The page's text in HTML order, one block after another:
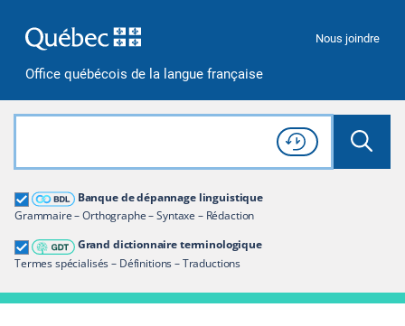
Office québécois de la langue française
Nous joindre
Rechercher dans tout le site
Lancer
Consulter l'
Historique
de recherche
Banque de dépannage linguistique
Grammaire – Orthographe – Syntaxe – Rédaction
Grand dictionnaire terminologique
Termes spécialisés – Définitions – Traductions
Grand dictionnaire terminologique
Restreindre aux termes